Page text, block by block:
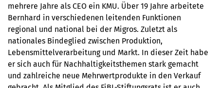
mehrere Jahre als CEO ein KMU. Über 19 Jahre arbeitete
Bernhard in verschiedenen leitenden Funktionen
regional und national bei der Migros. Zuletzt als
nationales Bindeglied zwischen Produktion,
Lebensmittelverarbeitung und Markt. In dieser Zeit habe
er sich auch für Nachhaltigkeitsthemen stark gemacht
und zahlreiche neue Mehrwertprodukte in den Verkauf